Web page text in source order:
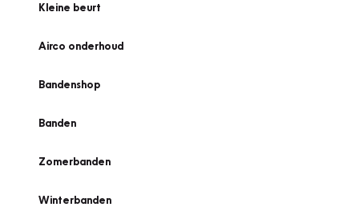
Kleine beurt
Airco onderhoud
Bandenshop
Banden
Zomerbanden
Winterbanden